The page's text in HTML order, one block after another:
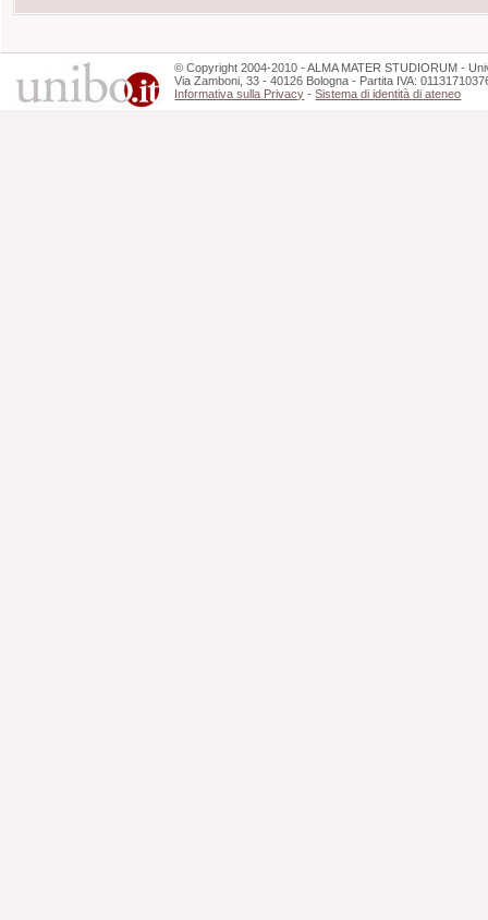
©Copyright 2004-2010 - ALMA MATER STUDIORUM -
Via Zamboni, 33 - 40126 Bologna - Partita IVA:
Informativa sulla Privacy -Sistema di identità di ateneo